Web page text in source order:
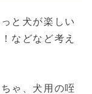
と犬が楽しい
などなど考え
ゃ、犬用の咥